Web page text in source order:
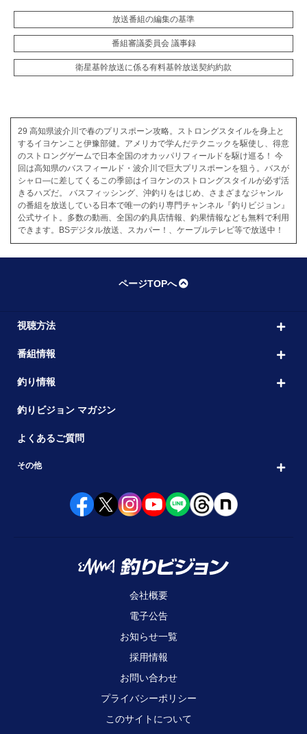
放送番組の編集の基準
番組審議委員会 議事録
衛星基幹放送に係る有料基幹放送契約約款
29 高知県波介川で春のプリスポーン攻略。ストロングスタイルを身上と
するイヨケンこと伊豫部健。アメリカで学んだテクニックを駆使し、得意
のストロングゲームで日本全国のオカッパリフィールドを駆け巡る！ 今
回は高知県のバスフィールド・波介川で巨大プリスポーンを狙う。バスが
シャロ―に差してくるこの季節はイヨケンのストロングスタイルが必ず活
きるハズだ。 バスフィッシング、沖釣りをはじめ、さまざまなジャンル
の番組を放送している日本で唯一の釣り専門チャンネル『釣りビジョン』
公式サイト。多数の動画、全国の釣具店情報、釣果情報なども無料で利用
できます。BSデジタル放送、スカパー！、ケーブルテレビ等で放送中！
ページTOPへ
視聴方法
番組情報
釣り情報
釣りビジョン マガジン
よくあるご質問
その他
会社概要
電子公告
お知らせ一覧
採用情報
お問い合わせ
プライバシーポリシー
このサイトについて